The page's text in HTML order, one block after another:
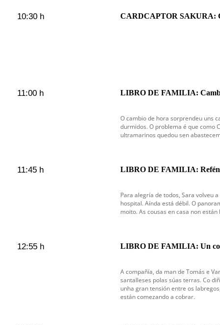
10:30 h CARDCAPTOR SAKURA:
11:00 h LIBRO DE FAMILIA:
O cambio de hora sorprendeu uns
durmidos. O problema é que como
ultramarinos quedou sen
11:45 h LIBRO DE FAMILIA:
Para alegría de todos, Sara volveu
hospital. Aínda está débil. O
moito. As cousas en casa non están
12:55 h LIBRO DE FAMILIA: Un
A compañía, da man de Tomás e
santalleses polas súas terras. Co
unha gran tensión entre os
están comezando a cobrar.